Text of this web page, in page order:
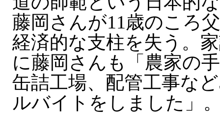
藤岡さんが11歳のころ
経済的な支柱を失う。
に藤岡さんも「農家の
缶詰工場、配管工事な
ルバイトをしました」